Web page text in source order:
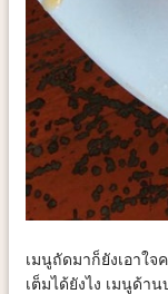
เมนูถัดมาก็ยังเอาใ
เต็มได้ยังไง เมนูด้า